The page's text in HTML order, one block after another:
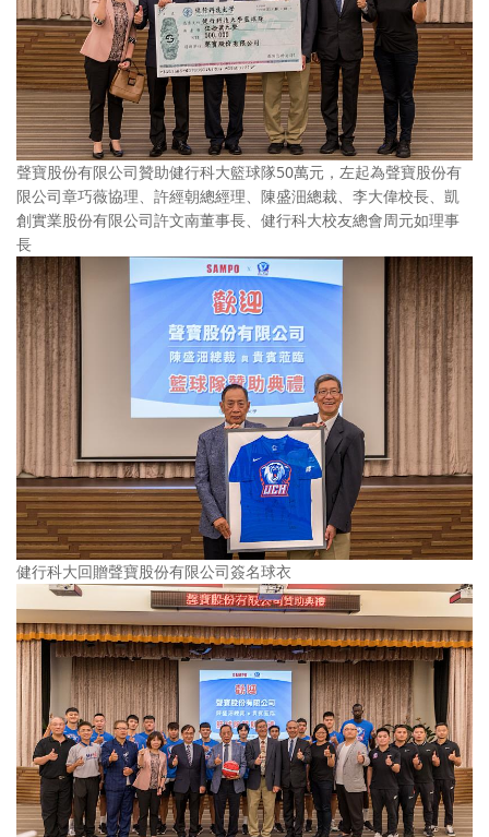
聲寶股份有限公司贊助健行科大籃球隊50萬元，左起為聲寶股份有
限公司章巧薇協理、許經朝總經理、陳盛沺總裁、李大偉校長、凱
創實業股份有限公司許文南董事長、健行科大校友總會周元如理事
長
健行科大回贈聲寶股份有限公司簽名球衣